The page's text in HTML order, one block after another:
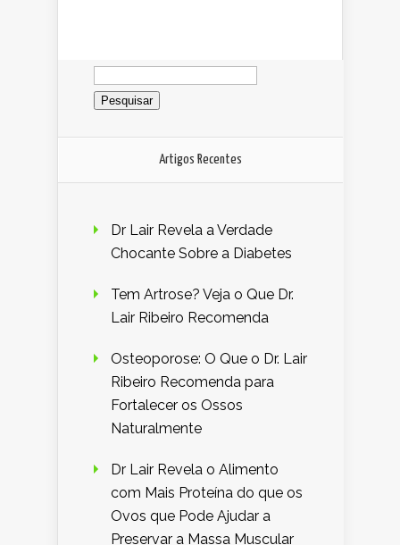
Pesquisar
por:
Artigos Recentes
Dr Lair Revela a Verdade
Chocante Sobre a Diabetes
Tem Artrose? Veja o Que Dr.
Lair Ribeiro Recomenda
Osteoporose: O Que o Dr. Lair
Ribeiro Recomenda para
Fortalecer os Ossos
Naturalmente
Dr Lair Revela o Alimento
com Mais Proteína do que os
Ovos que Pode Ajudar a
Preservar a Massa Muscular